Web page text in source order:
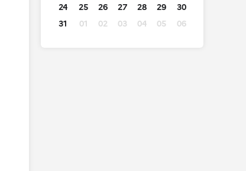
24
25 26 27 28 29
30
31
01 02 03 04 05 06